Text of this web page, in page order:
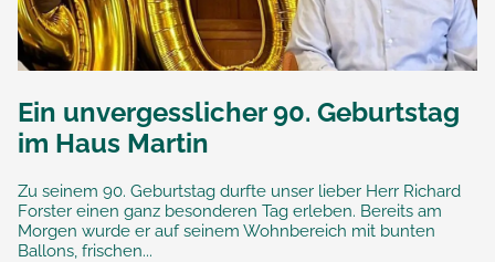
Ein unvergesslicher 90. Geburtstag
im Haus Martin
Zu seinem 90. Geburtstag durfte unser lieber Herr Richard
Forster einen ganz besonderen Tag erleben. Bereits am
Morgen wurde er auf seinem Wohnbereich mit bunten
Ballons, frischen...